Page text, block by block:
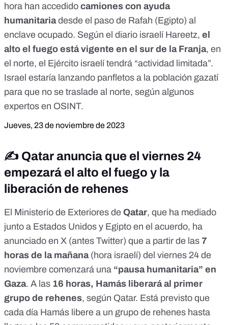
hora han accedido camiones con ayuda
humanitariadesde el paso de Rafah (Egipto) al
enclave ocupado. Según el diario israelí Hareetz, el
alto el fuego está vigente en el sur de la Franja, en
el norte, el Ejército israelí tendrá “actividad limitada”.
Israel estaría lanzando panfletos a la población gazatí
para que no se traslade al norte, según algunos
expertos en OSINT.
Jueves, 23 de noviembre de 2023
✍️ Qatar anuncia que el viernes 24
empezará el alto el fuego y la
liberación de rehenes
El Ministerio de Exteriores de Qatar, que ha mediado
junto a Estados Unidos y Egipto en el acuerdo, ha
anunciado en X (antes Twitter) que a partir de las 7
horas de la mañana(hora israelí) del viernes 24 de
noviembre comenzará una “pausa humanitaria” en
Gaza. A las 16 horas, Hamás liberará al primer
grupo de rehenes, según Qatar. Está previsto que
cada día Hamás libere a un grupo de rehenes hasta